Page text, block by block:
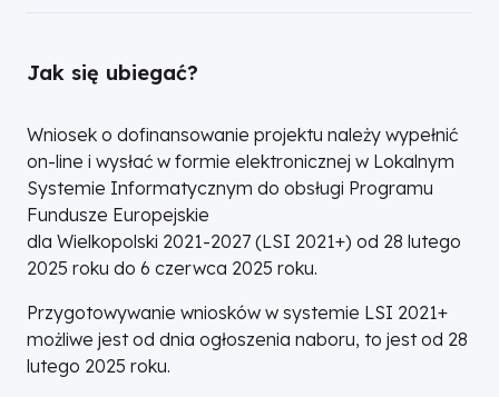
Jak się ubiegać?
Wniosek o dofinansowanie projektu należy wypełnić
on-line i wysłać w formie elektronicznej w Lokalnym
Systemie Informatycznym do obsługi Programu
Fundusze Europejskie
dla Wielkopolski 2021-2027 (LSI 2021+) od 28 lutego
2025 roku do 6 czerwca 2025 roku.
Przygotowywanie wniosków w systemie LSI 2021+
możliwe jest od dnia ogłoszenia naboru, to jest od 28
lutego 2025 roku.